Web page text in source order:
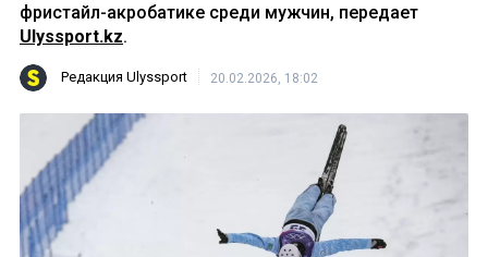
фристайл-акробатике среди мужчин, передает
Ulyssport.kz.
Редакция Ulyssport 20.02.2026, 18:02